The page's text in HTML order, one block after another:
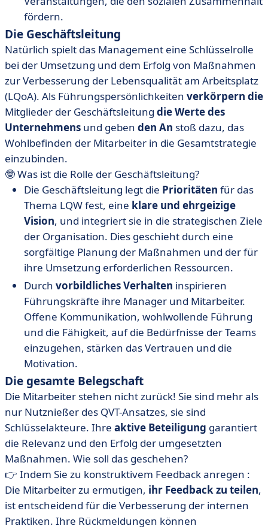
fördern.
Die Geschäftsleitung
Natürlich spielt das Management eine Schlüsselrolle
bei der Umsetzung und dem Erfolg von Maßnahmen
zur Verbesserung der Lebensqualität am Arbeitsplatz
(LQoA). Als Führungspersönlichkeiten verkörpern die
Mitglieder der Geschäftsleitung die Werte des
Unternehmens und geben den An stoß dazu, das
Wohlbefinden der Mitarbeiter in die Gesamtstrategie
einzubinden.
🤓 Was ist die Rolle der Geschäftsleitung?
Die Geschäftsleitung legt die Prioritäten für das
Thema LQW fest, eine klare und ehrgeizige
Vision, und integriert sie in die strategischen Ziele
der Organisation. Dies geschieht durch eine
sorgfältige Planung der Maßnahmen und der für
ihre Umsetzung erforderlichen Ressourcen.
Durch vorbildliches Verhalten inspirieren
Führungskräfte ihre Manager und Mitarbeiter.
Offene Kommunikation, wohlwollende Führung
und die Fähigkeit, auf die Bedürfnisse der Teams
einzugehen, stärken das Vertrauen und die
Motivation.
Die gesamte Belegschaft
Die Mitarbeiter stehen nicht zurück! Sie sind mehr als
nur Nutznießer des QVT-Ansatzes, sie sind
Schlüsselakteure. Ihre aktive Beteiligung garantiert
die Relevanz und den Erfolg der umgesetzten
Maßnahmen. Wie soll das geschehen?
👉 Indem Sie zu konstruktivem Feedback anregen :
Die Mitarbeiter zu ermutigen, ihr Feedback zu teilen,
ist entscheidend für die Verbesserung der internen
Praktiken. Ihre Rückmeldungen können